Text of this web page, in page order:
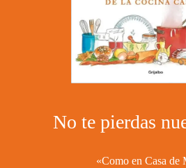
No te pierdas
«Como en Casa de